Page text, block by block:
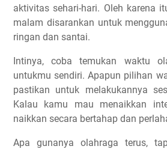
aktivitas sehari-hari. Oleh karena
malam disarankan untuk
ringan dan santai.
Intinya, coba temukan waktu
untukmu sendiri. Apapun pilihan
pastikan untuk melakukannya
Kalau kamu mau menaikkan
naikkan secara bertahap dan
Apa gunanya olahraga terus,